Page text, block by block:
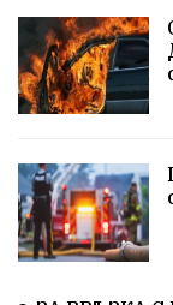
протести
Левски
Новини
спорт ПТП